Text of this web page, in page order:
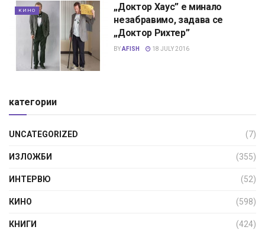
КИНО
„Доктор Хаус” е минало
незабравимо, задава се
„Доктор Рихтер”
BYAFISH 18 JULY 2016
категории
UNCATEGORIZED (7)
ИЗЛОЖБИ (355)
ИНТЕРВЮ (52)
КИНО (598)
КНИГИ (424)